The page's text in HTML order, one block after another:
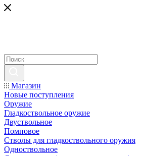
Магазин
Новые поступления
Оружие
Гладкоствольное оружие
Двуствольное
Помповое
Стволы для гладкоствольного оружия
Одноствольное